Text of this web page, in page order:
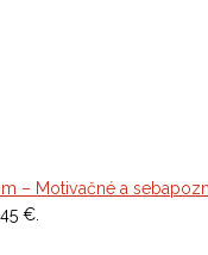
– Motivačné a
€.